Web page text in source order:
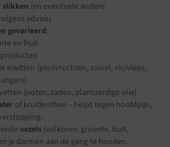
(en eventuele andere
advies).
gevarieerd:
en fruit
eiwitten (peulvruchten, zuivel, vis/vlees,
(noten, zaden, plantaardige olie)
of kruidenthee – helpt tegen hoofdpijn,
vezels (volkoren, groente, fruit,
je darmen aan de gang te houden.